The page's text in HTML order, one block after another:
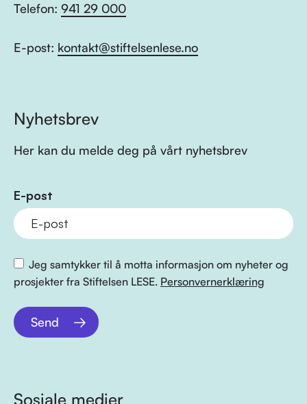
Telefon: 941 29 000
E-post: kontakt@stiftelsenlese.no
Nyhetsbrev
Her kan du melde deg på vårt nyhetsbrev
E-post
Jeg samtykker til å motta informasjon om nyheter og
prosjekter fra Stiftelsen LESE. Personvernerklæring
Send
Sosiale medier